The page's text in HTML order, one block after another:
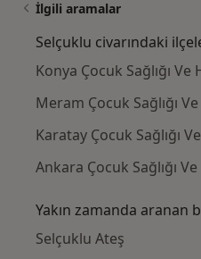
İlgili aramalar
Selçuklu civarındaki
Konya Çocuk Sağlığı
Meram Çocuk Sağlığı
Karatay Çocuk Sağlığı
Ankara Çocuk Sağlığı
Yakın zamanda aranan
Selçuklu Ateş